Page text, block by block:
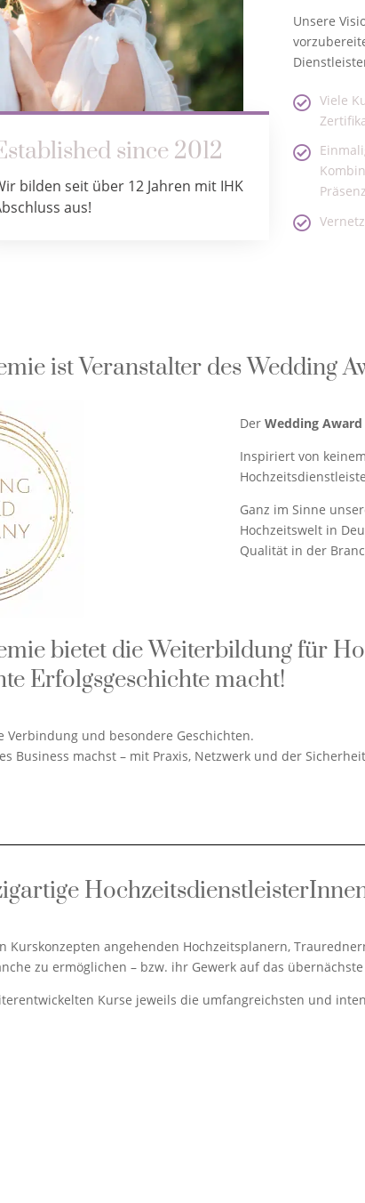
since 2012
bilden seit über 12 Jahren mit IHK
aus!
Unsere
Viele
ist Veranstalter des Wedding
Der Wedding
Inspiriert von
Ganz im Sinne
Hochzeitswelt in
Qualität in der
bietet die Weiterbildung für
Erfolgsgeschichte macht!
und besondere Geschichten.
Business machst – mit Praxis, Netzwerk und der
Kurskonzepten angehenden Hochzeitsplanern,
zu ermöglichen – bzw. ihr Gewerk auf das
Kurse jeweils die umfangreichsten und